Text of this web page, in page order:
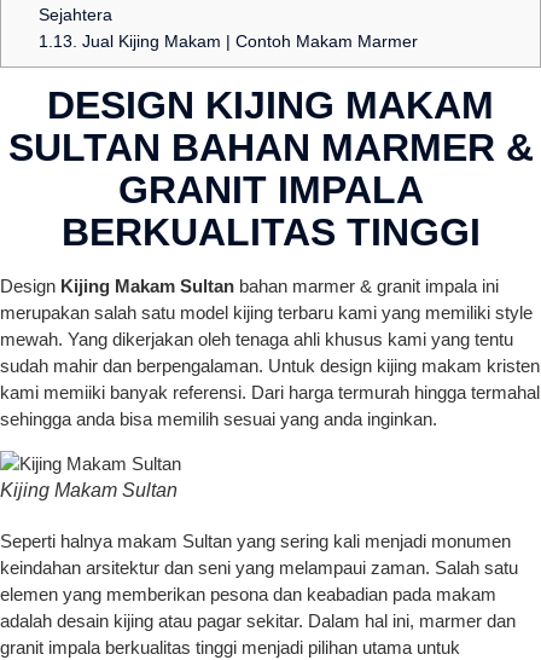
Sejahtera
1.13. Jual Kijing Makam | Contoh Makam Marmer
DESIGN KIJING MAKAM
SULTAN BAHAN MARMER &
GRANIT IMPALA
BERKUALITAS TINGGI
Design Kijing Makam Sultan bahan marmer & granit impala ini
merupakan salah satu model kijing terbaru kami yang memiliki style
mewah. Yang dikerjakan oleh tenaga ahli khusus kami yang tentu
sudah mahir dan berpengalaman. Untuk design kijing makam kristen
kami memiiki banyak referensi. Dari harga termurah hingga termahal
sehingga anda bisa memilih sesuai yang anda inginkan.
Kijing Makam Sultan
Seperti halnya makam Sultan yang sering kali menjadi monumen
keindahan arsitektur dan seni yang melampaui zaman. Salah satu
elemen yang memberikan pesona dan keabadian pada makam
adalah desain kijing atau pagar sekitar. Dalam hal ini, marmer dan
granit impala berkualitas tinggi menjadi pilihan utama untuk